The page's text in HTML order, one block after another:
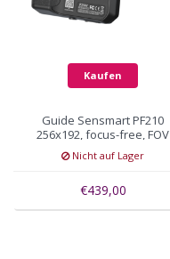
Kaufen
Guide Sensmart PF210
256x192, focus-free, FOV
56° x 48°
Nicht auf Lager
€439,00